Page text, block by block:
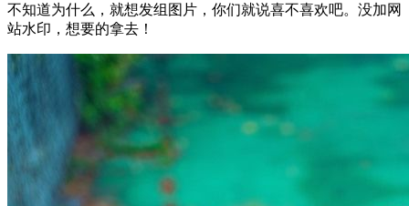
不知道为什么，就想发组图片，你们就说喜不喜欢吧。没加网
站水印，想要的拿去！